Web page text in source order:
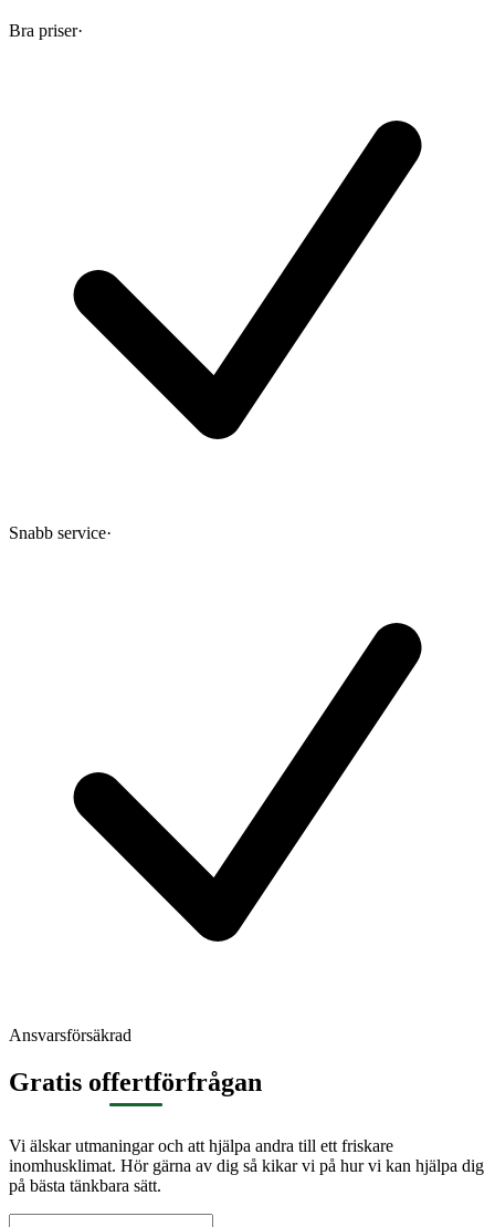
Bra priser·
Snabb service·
Ansvarsförsäkrad
Gratis offertförfrågan
Vi älskar utmaningar och att hjälpa andra till ett friskare
inomhusklimat. Hör gärna av dig så kikar vi på hur vi kan hjälpa dig
på bästa tänkbara sätt.